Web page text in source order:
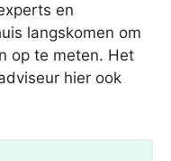
en
langskomen om
op te meten. Het
hier ook